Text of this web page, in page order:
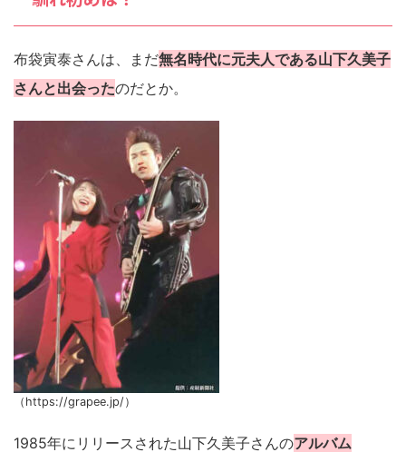
布袋寅泰さんは、まだ無名時代に元夫人である山下久美子
さんと出会ったのだとか。
（https://grapee.jp/）
1985年にリリースされた山下久美子さんのアルバム